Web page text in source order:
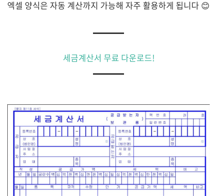
엑셀 양식은 자동 계산까지 가능해 자주 활용하게 됩니다 😊
세금계산서 무료 다운로드!